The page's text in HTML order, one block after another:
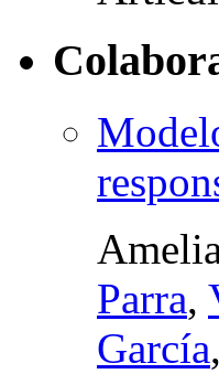
Parra,
García,